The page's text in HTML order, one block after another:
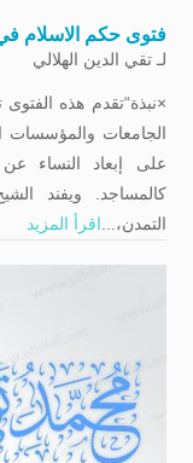
فتوى حكم الاسلام
لـتقي الدين الهلالي
×نبذة“تقدم هذه
الجامعات والمؤسسات
على إبعاد النساء
كالمساجد. ويفند
التمدن،...اقرأ المزيد